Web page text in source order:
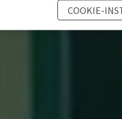
COOKIE-